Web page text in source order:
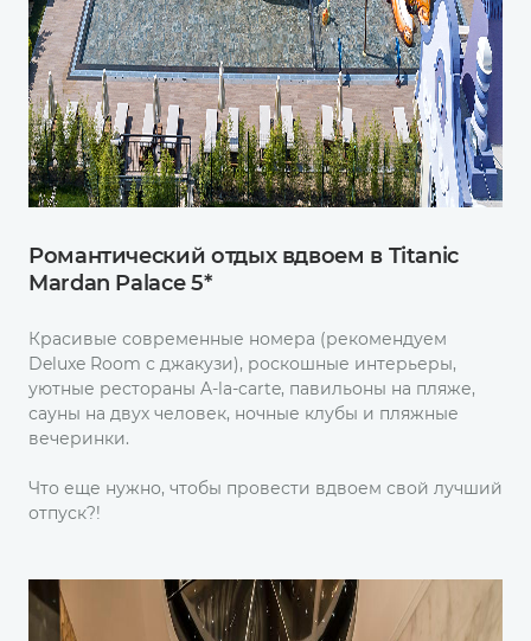
Романтический отдых вдвоем в Titanic
Mardan Palace 5*
Красивые современные номера (рекомендуем
Deluxe Room с джакузи), роскошные интерьеры,
уютные рестораны A-la-carte, павильоны на пляже,
сауны на двух человек, ночные клубы и пляжные
вечеринки.
Что еще нужно, чтобы провести вдвоем свой лучший
отпуск?!